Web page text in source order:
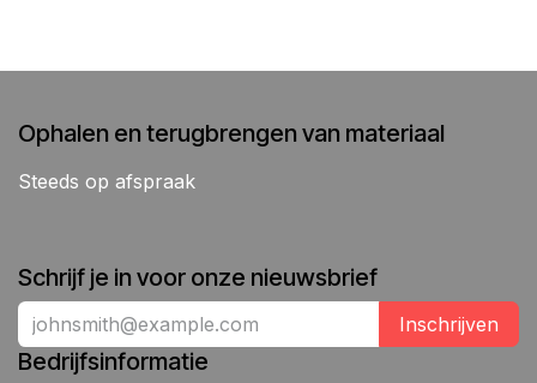
Ophalen en terugbrengen van materiaal
Steeds op afspraak
Schrijf je in voor onze nieuwsbrief
Inschrijven
Bedrijfsinformatie